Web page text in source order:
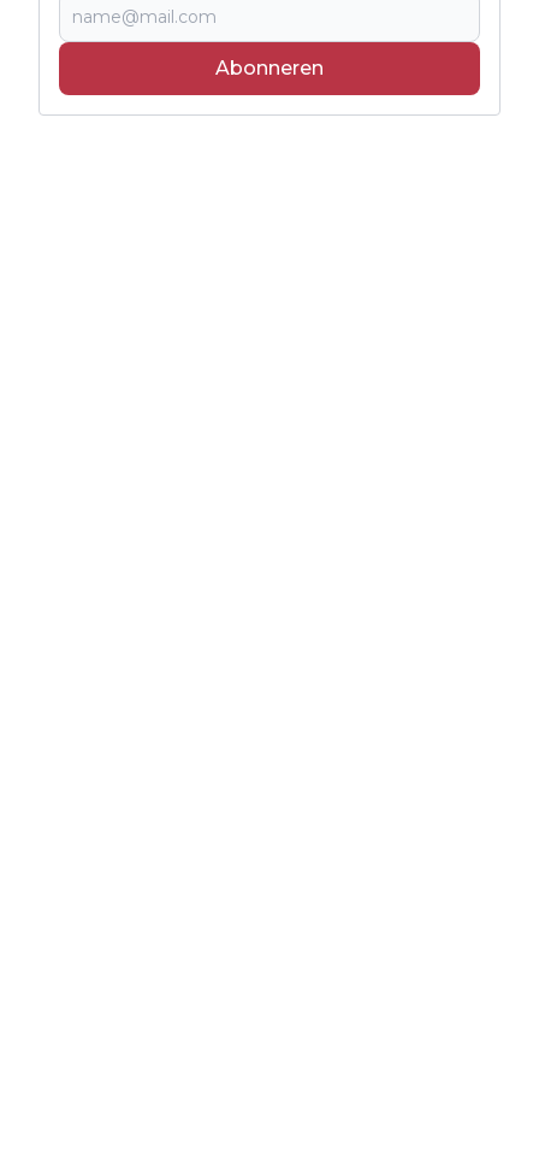
Abonneren